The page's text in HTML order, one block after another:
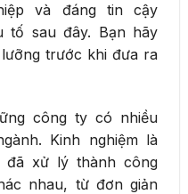
và đáng tin cậy
tố sau đây. Bạn hãy
trước khi đưa ra
công ty có nhiều
Kinh nghiệm là
đã xử lý thành công
nhau, từ đơn giản